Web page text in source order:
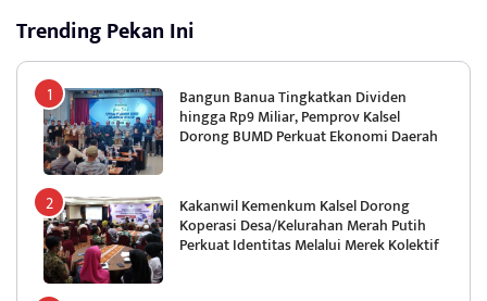
Trending Pekan Ini
Bangun Banua Tingkatkan Dividen
hingga Rp9 Miliar, Pemprov Kalsel
Dorong BUMD Perkuat Ekonomi Daerah
Kakanwil Kemenkum Kalsel Dorong
Koperasi Desa/Kelurahan Merah Putih
Perkuat Identitas Melalui Merek Kolektif